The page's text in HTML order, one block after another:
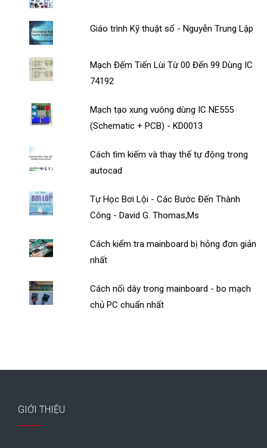
Giáo trình Kỹ thuật số - Nguyễn Trung Lập
Mạch Đếm Tiến Lùi Từ 00 Đến 99 Dùng IC
74192
Mạch tạo xung vuông dùng IC NE555
(Schematic + PCB) - KD0013
Cách tìm kiếm và thay thế tự động trong
autocad
Tự Học Bơi Lội - Các Bước Đến Thành
Công - David G. Thomas,Ms
Cách kiểm tra mainboard bị hỏng đơn giản
nhất
Cách nối dây trong mainboard - bo mạch
chủ PC chuẩn nhất
GIỚI THIỆU